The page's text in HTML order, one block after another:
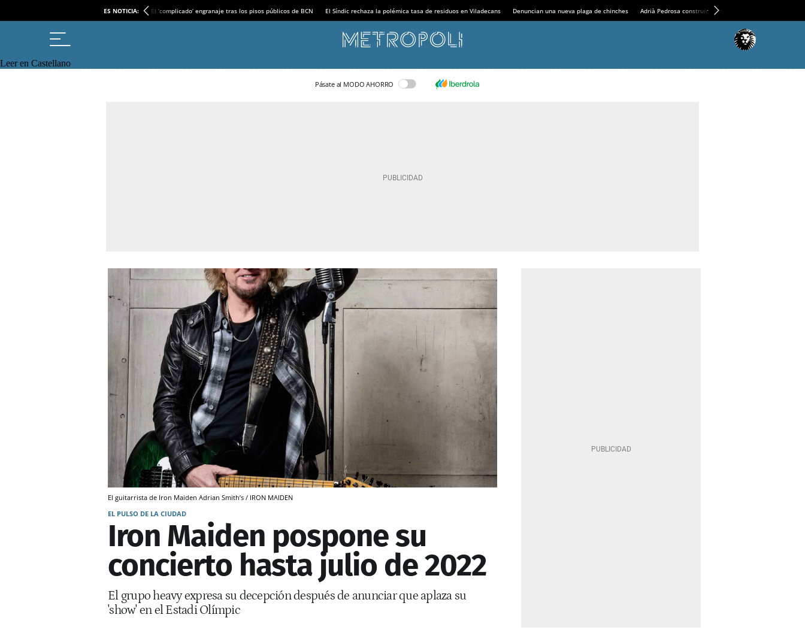
ES NOTICIA: El ‘complicado’ engranaje tras los pisos públicos de BCN El Síndic rechaza la polémica tasa de residuos en Viladecans Denuncian una nueva plaga de chinches Adrià Pedrosa construirá la nueva residencia en el
Leer en Castellano
Pásate al MODO AHORRO
El guitarrista de Iron Maiden Adrian Smith’s / IRON MAIDEN
EL PULSO DE LA CIUDAD
Iron Maiden pospone su
concierto hasta julio de 2022
El grupo heavy expresa su decepción después de anunciar que aplaza su
'show' en el Estadi Olímpic